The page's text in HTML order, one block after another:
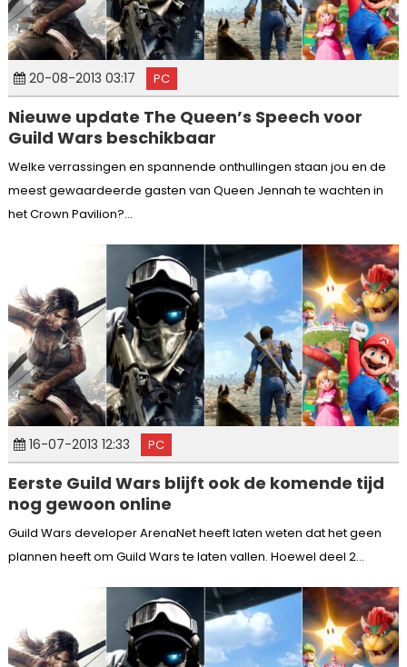
20-08-2013 03:17 PC
Nieuwe update The Queen’s Speech voor
Guild Wars beschikbaar
Welke verrassingen en spannende onthullingen staan jou en de
meest gewaardeerde gasten van Queen Jennah te wachten in
het Crown Pavilion?...
16-07-2013 12:33 PC
Eerste Guild Wars blijft ook de komende tijd
nog gewoon online
Guild Wars developer ArenaNet heeft laten weten dat het geen
plannen heeft om Guild Wars te laten vallen. Hoewel deel 2...